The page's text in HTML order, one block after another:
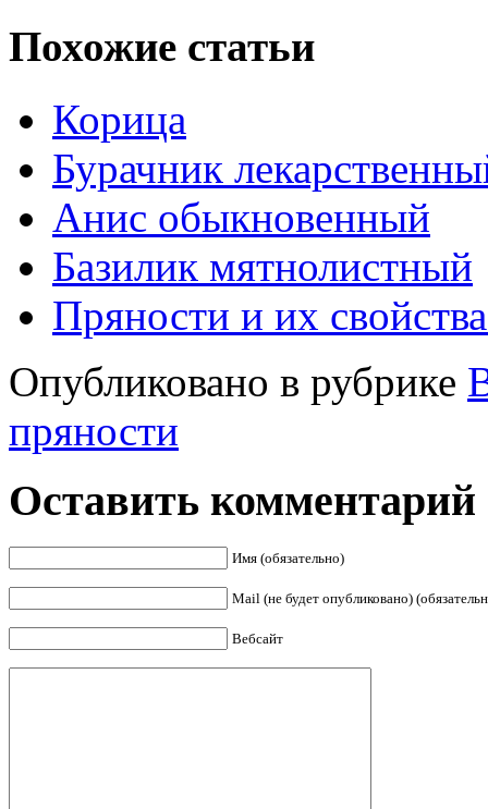
Похожие статьи
Корица
Бурачник
Анис обыкновенный
Базилик мятнолистный
Пряности и их
Опубликовано в рубрике
пряности
Оставить комментарий
Имя (обязательно)
Mail (не будет опубликовано)
Вебсайт